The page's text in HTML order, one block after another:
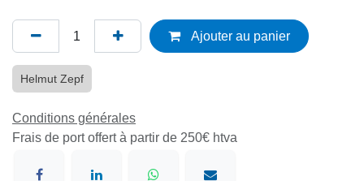
Ajouter au panier
Helmut Zepf
Conditions générales
Frais de port offert à partir de 250€ htva